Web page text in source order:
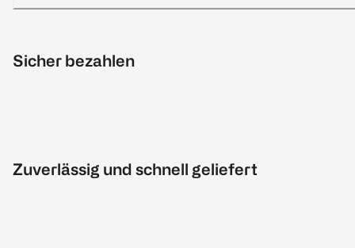
Sicher bezahlen
Zuverlässig und schnell geliefert